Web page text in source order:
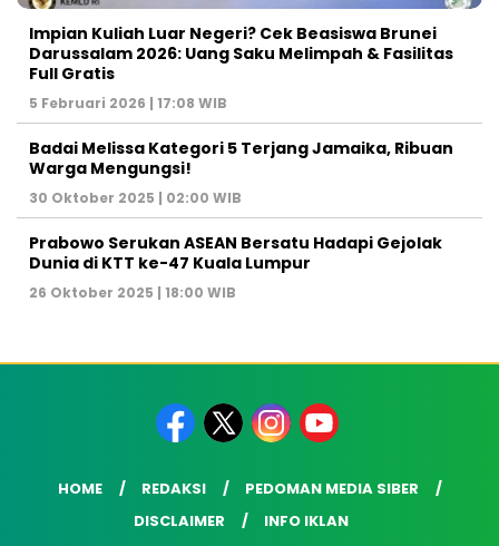
Impian Kuliah Luar Negeri? Cek Beasiswa Brunei
Darussalam 2026: Uang Saku Melimpah & Fasilitas
Full Gratis
5 Februari 2026 | 17:08 WIB
Badai Melissa Kategori 5 Terjang Jamaika, Ribuan
Warga Mengungsi!
30 Oktober 2025 | 02:00 WIB
Prabowo Serukan ASEAN Bersatu Hadapi Gejolak
Dunia di KTT ke-47 Kuala Lumpur
26 Oktober 2025 | 18:00 WIB
HOME REDAKSI
PEDOMAN MEDIA SIBER
DISCLAIMER
INFO IKLAN